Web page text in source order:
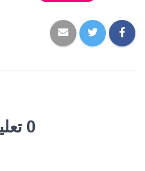
0 تعليق